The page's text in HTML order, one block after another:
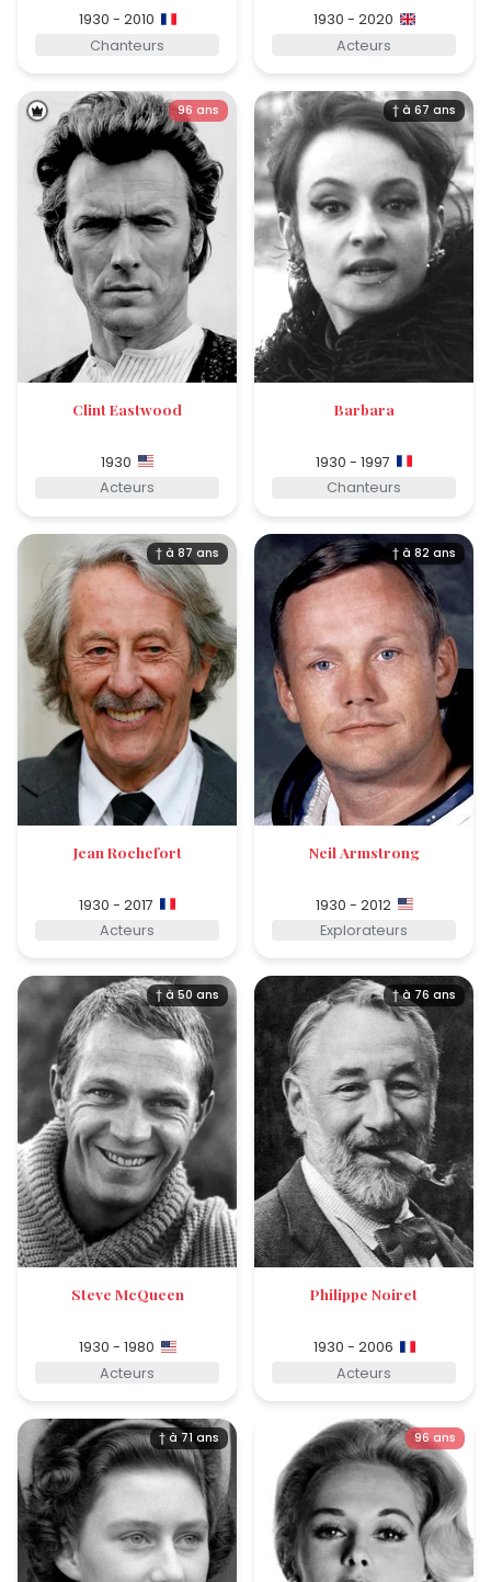
1930 - 2010
Chanteurs
1930 - 2020
Acteurs
96 ans
Clint Eastwood
1930
Acteurs
† à 67 ans
Barbara
1930 - 1997
Chanteurs
† à 87 ans
Jean Rochefort
1930 - 2017
Acteurs
† à 82 ans
Neil Armstrong
1930 - 2012
Explorateurs
† à 50 ans
Steve McQueen
1930 - 1980
Acteurs
† à 76 ans
Philippe Noiret
1930 - 2006
Acteurs
† à 71 ans 96 ans